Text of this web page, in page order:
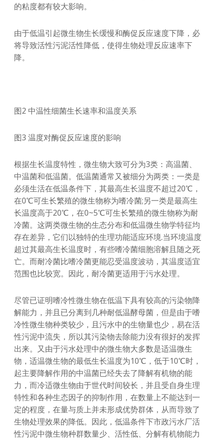
的粘度都有较大影响。
由于低温引起微生物生长缓慢和酶促反应速度下降，必
将导致活性污泥活性降低，使得生物处理反应速率下
降。
图2 中温性细菌生长速率和温度关系
图3 温度对酶促反应速度的影响
根据生长温度特性，微生物大致可分为3类：高温菌、
中温菌和低温菌。低温菌通常又被细分为两类：一类是
必须生活在低温条件下，其最高生长温度不超过20℃，
在0℃可生长繁殖的微生物称为嗜冷菌;另一类是最高生
长温度高于20℃，在0~5℃可生长繁殖的微生物称为耐
冷菌。这两类微生物的生态分布和低温微生物学特征均
存在差异，它们以独特的生理功能适应环境.当环境温度
超过其最高生长温度时，有些嗜冷菌细胞溶解且随之死
亡。而耐冷菌比嗜冷菌更能忍受温度波动，其温度适宜
范围也比较宽。因此，耐冷菌更适用于污水处理。
尽管已证明嗜冷性微生物在低温下具有较高的污染物降
解能力，并且已分离到几种耐低温酵母菌，但是由于嗜
冷性微生物种类较少，且污水中的生物量也少，易在活
性污泥中流失，所以其污染物去除能力没有很好的发挥
出来。又由于污水处理中的微生物大多数是适温微生
物，适温微生物的最低生长温度为10℃，低于10℃时，
起主要降解作用的中温菌已经失去了降解有机物的能
力，而冷适微生物由于世代时间较长，并且受自身生理
特性和各种生态因子的抑制作用，在数量上不能达到一
定的程度，在量与质上并未形成优势群体，从而导致了
生物处理效果的降低。因此，低温条件下市政污水厂活
性污泥中微生物种群数量少、活性低、分解有机物能力